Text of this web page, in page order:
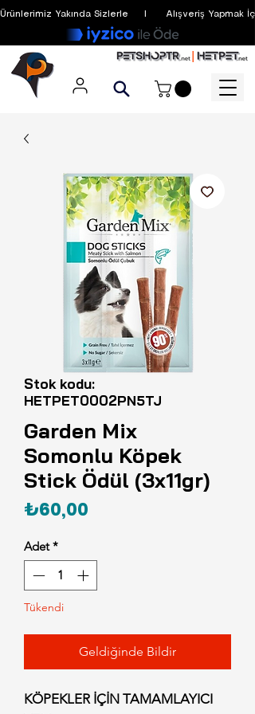
Ürünlerimiz Yakında Sizlerle     I      Alışveriş
Stok kodu:
HETPET0002PN5TJ
Garden Mix
Somonlu Köpek
Stick Ödül (3x11gr)
₺60,00
Adet *
Tükendi
Geldiğinde Bildir
KÖPEKLER İÇİN TAMAMLAYICI